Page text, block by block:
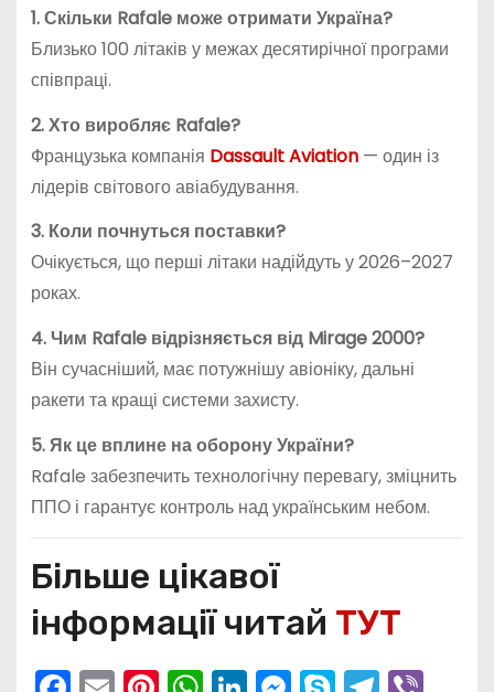
1. Скільки Rafale може отримати Україна?
Близько 100 літаків у межах десятирічної програми
співпраці.
2. Хто виробляє Rafale?
Французька компанія Dassault Aviation— один із
лідерів світового авіабудування.
3. Коли почнуться поставки?
Очікується, що перші літаки надійдуть у 2026–2027
роках.
4. Чим Rafale відрізняється від Mirage 2000?
Він сучасніший, має потужнішу авіоніку, дальні
ракети та кращі системи захисту.
5. Як це вплине на оборону України?
Rafale забезпечить технологічну перевагу, зміцнить
ППО і гарантує контроль над українським небом.
Більше цікавої
інформації читай ТУТ